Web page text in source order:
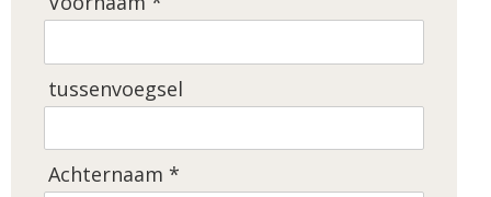
tussenvoegsel
Achternaam *